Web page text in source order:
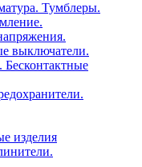
Тумблеры.
выключатели.
изделия